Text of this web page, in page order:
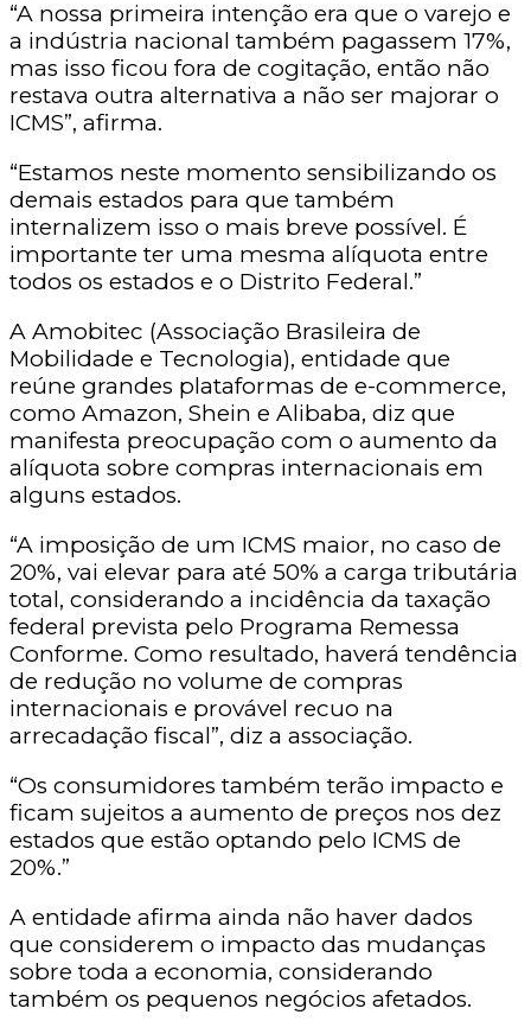
“A nossa primeira intenção era que o varejo e
a indústria nacional também pagassem 17%,
mas isso ficou fora de cogitação, então não
restava outra alternativa a não ser majorar o
ICMS”, afirma.
“Estamos neste momento sensibilizando os
demais estados para que também
internalizem isso o mais breve possível. É
importante ter uma mesma alíquota entre
todos os estados e o Distrito Federal.”
A Amobitec (Associação Brasileira de
Mobilidade e Tecnologia), entidade que
reúne grandes plataformas de e-commerce,
como Amazon, Shein e Alibaba, diz que
manifesta preocupação com o aumento da
alíquota sobre compras internacionais em
alguns estados.
“A imposição de um ICMS maior, no caso de
20%, vai elevar para até 50% a carga tributária
total, considerando a incidência da taxação
federal prevista pelo Programa Remessa
Conforme. Como resultado, haverá tendência
de redução no volume de compras
internacionais e provável recuo na
arrecadação fiscal”, diz a associação.
“Os consumidores também terão impacto e
ficam sujeitos a aumento de preços nos dez
estados que estão optando pelo ICMS de
20%.”
A entidade afirma ainda não haver dados
que considerem o impacto das mudanças
sobre toda a economia, considerando
também os pequenos negócios afetados.